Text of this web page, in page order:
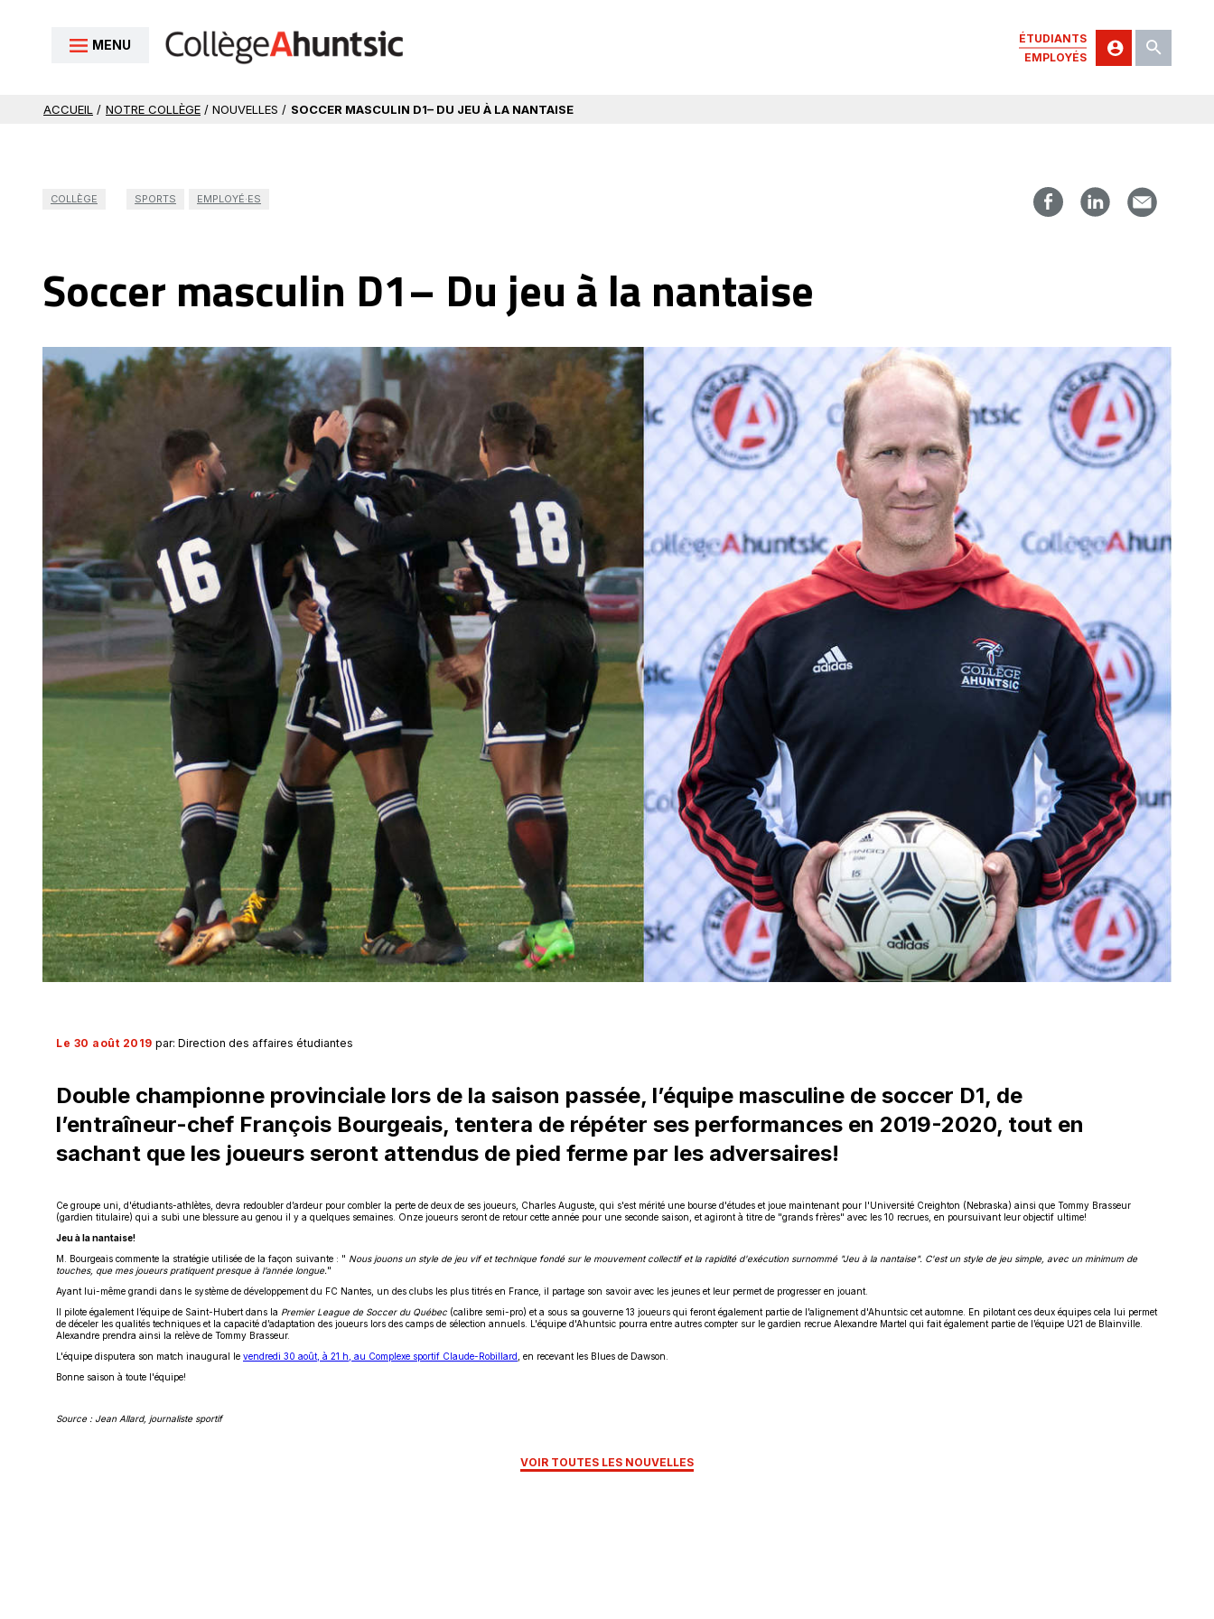
MENU
ÉTUDIANTS
EMPLOYÉS
ACCUEIL / NOTRE COLLÈGE / NOUVELLES / SOCCER MASCULIN D1– DU JEU À LA NANTAISE
COLLÈGE SPORTS EMPLOYÉ·ES
Soccer masculin D1– Du jeu à la nantaise
Le 30 août 2019 par: Direction des affaires étudiantes
Double championne provinciale lors de la saison passée, l’équipe masculine de soccer D1, de
l’entraîneur-chef François Bourgeais, tentera de répéter ses performances en 2019-2020, tout en
sachant que les joueurs seront attendus de pied ferme par les adversaires!
Ce groupe uni, d'étudiants-athlètes, devra redoubler d’ardeur pour combler la perte de deux de ses joueurs, Charles Auguste, qui s'est mérité une bourse d'études et joue maintenant pour l'Université Creighton (Nebraska) ainsi que Tommy Brasseur
(gardien titulaire) qui a subi une blessure au genou il y a quelques semaines. Onze joueurs seront de retour cette année pour une seconde saison, et agiront à titre de "grands frères" avec les 10 recrues, en poursuivant leur objectif ultime!
Jeu à la nantaise!
M. Bourgeais commente la stratégie utilisée de la façon suivante : " Nous jouons un style de jeu vif et technique fondé sur le mouvement collectif et la rapidité d'exécution surnommé "Jeu à la nantaise". C'est un style de jeu simple, avec un minimum de
touches, que mes joueurs pratiquent presque à l’année longue."
Ayant lui-même grandi dans le système de développement du FC Nantes, un des clubs les plus titrés en France, il partage son savoir avec les jeunes et leur permet de progresser en jouant.
Il pilote également l’équipe de Saint-Hubert dans la Premier League de Soccer du Québec (calibre semi-pro) et a sous sa gouverne 13 joueurs qui feront également partie de l’alignement d'Ahuntsic cet automne. En pilotant ces deux équipes cela lui permet
de déceler les qualités techniques et la capacité d’adaptation des joueurs lors des camps de sélection annuels. L'équipe d'Ahuntsic pourra entre autres compter sur le gardien recrue Alexandre Martel qui fait également partie de l’équipe U21 de Blainville.
Alexandre prendra ainsi la relève de Tommy Brasseur.
L'équipe disputera son match inaugural le vendredi 30 août, à 21 h, au Complexe sportif Claude-Robillard
, en recevant les Blues de Dawson.
Bonne saison à toute l'équipe!
Source : Jean Allard, journaliste sportif
VOIR TOUTES LES NOUVELLES